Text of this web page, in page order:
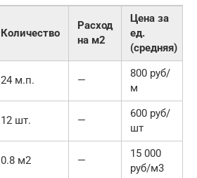
Количество
Расход
на м2
Цена за
ед.
(средняя)
24 м.п. —
800 руб/
м
12 шт. —
600 руб/
шт
0.8 м2 —
15 000
руб/м3